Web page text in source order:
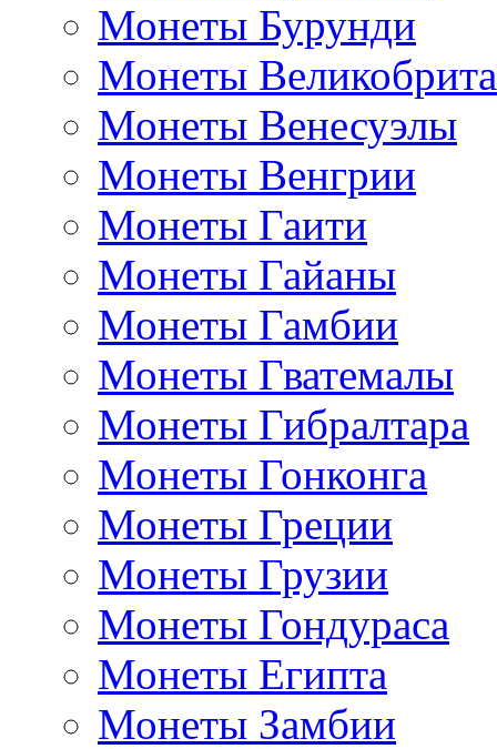
Монеты Бурунди
Монеты
Монеты Венесуэлы
Монеты Венгрии
Монеты Гаити
Монеты Гайаны
Монеты Гамбии
Монеты Гватемалы
Монеты Гибралтара
Монеты Гонконга
Монеты Греции
Монеты Грузии
Монеты Гондураса
Монеты Египта
Монеты Замбии